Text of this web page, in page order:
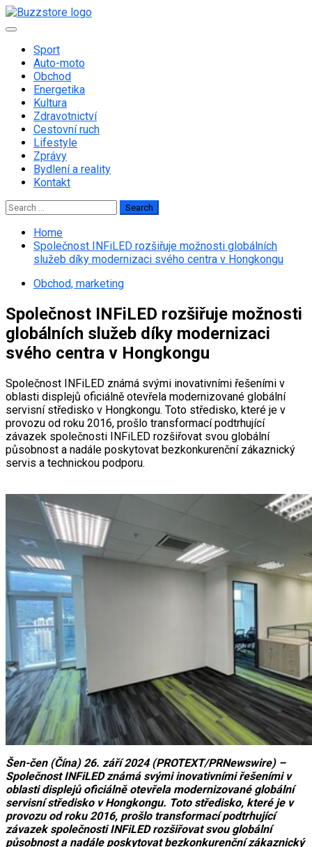
Skip
to
Primary
Sport
Auto-moto
Obchod
Energetika
Kultura
Zdravotnictví
Cestovní ruch
Lifestyle
Zprávy
Bydlení a reality
Kontakt
Search
for:
Home
Společnost INFiLED rozšiřuje možnosti globálních
služeb díky modernizaci svého centra v Hongkongu
Obchod, marketing
Společnost INFiLED rozšiřuje možnosti
globálních služeb díky modernizaci
svého centra v Hongkongu
Společnost INFiLED známá svými inovativními řešeními v
oblasti displejů oficiálně otevřela modernizované globální
servisní středisko v Hongkongu. Toto středisko, které je v
provozu od roku 2016, prošlo transformací podtrhující
závazek společnosti INFiLED rozšiřovat svou globální
působnost a nadále poskytovat bezkonkurenční zákaznický
servis a technickou podporu.
Šen-čen (Čína) 26. září 2024 (PROTEXT/PRNewswire) –
Společnost INFiLED známá svými inovativními řešeními v
oblasti displejů oficiálně otevřela modernizované globální
servisní středisko v Hongkongu. Toto středisko, které je v
provozu od roku 2016, prošlo transformací podtrhující
závazek společnosti INFiLED rozšiřovat svou globální
působnost a nadále poskytovat bezkonkurenční zákaznický